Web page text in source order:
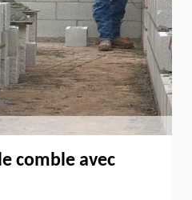
comble avec